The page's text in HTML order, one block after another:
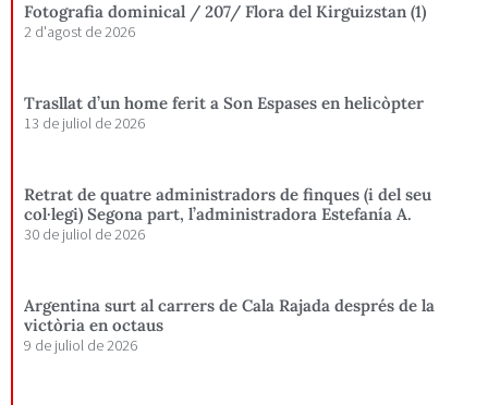
Fotografia dominical / 207/ Flora del Kirguizstan (1)
2 d'agost de 2026
Trasllat d’un home ferit a Son Espases en helicòpter
13 de juliol de 2026
Retrat de quatre administradors de finques (i del seu
col·legi) Segona part, l’administradora Estefanía A.
30 de juliol de 2026
Argentina surt al carrers de Cala Rajada després de la
victòria en octaus
9 de juliol de 2026